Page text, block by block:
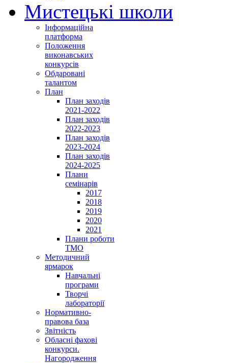
Мистецькі школи
Інформаційна
платформа
Положення
виконавських
конкурсів
Обдаровані
талантом
План
План заходів
2021-2022
План заходів
2022-2023
План заходів
2023-2024
План заходів
2024-2025
Плани
семінарів
2017
2018
2019
2020
2021
Плани роботи
ТМО
Методичний
ярмарок
Навчальні
програми
Творчі
лабораторії
Нормативно-
правова база
Звітність
Обласні фахові
конкурси.
Нагородження